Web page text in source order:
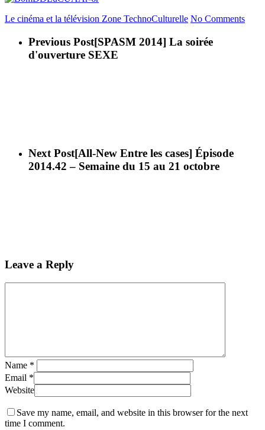
Le cinéma et la télévision Zone TechnoCulturelle No Comments
Previous Post[SPASM 2014] La soirée
d'ouverture SEXE
Next Post[All-New Entre les cases] Épisode
2014.42 – Semaine du 15 au 21 octobre
Leave a Reply
Name *
Email *
Website
Save my name, email, and website in this browser for the next
time I comment.